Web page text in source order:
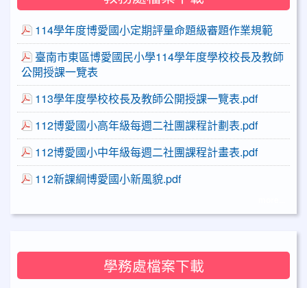
114學年度博愛國小定期評量命題級審題作業規範
臺南市東區博愛國民小學114學年度學校校長及教師
公開授課一覽表
113學年度學校校長及教師公開授課一覽表.pdf
112博愛國小高年級每週二社團課程計劃表.pdf
112博愛國小中年級每週二社團課程計畫表.pdf
112新課綱博愛國小新風貌.pdf
學務處檔案下載